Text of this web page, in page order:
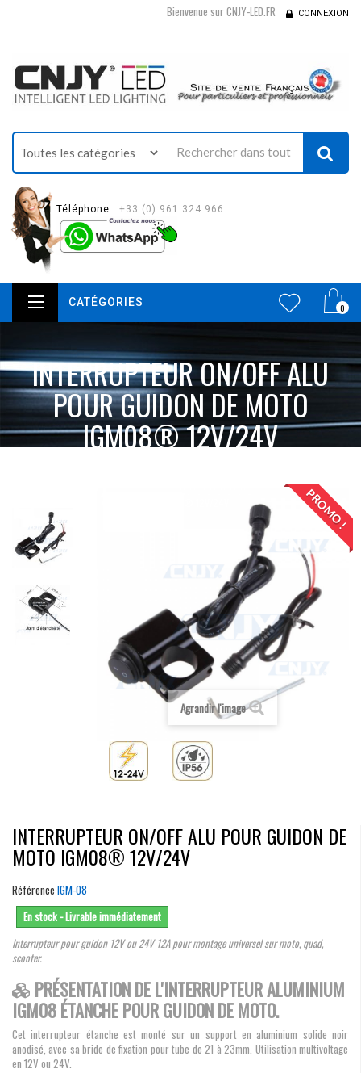
Bienvenue sur CNJY-LED.FR CONNEXION
Téléphone : +33 (0) 961 324 966
0
CATÉGORIES
INTERRUPTEUR ON/OFF ALU
POUR GUIDON DE MOTO
IGM08® 12V/24V
INTERRUPTEUR ON/OFF ALU POUR GUIDON DE
PROMO !
Agrandir l'image
INTERRUPTEUR ON/OFF ALU POUR GUIDON DE
MOTO IGM08® 12V/24V
Référence IGM-08
En stock - Livrable immédiatement
Interrupteur pour guidon 12V ou 24V 12A pour montage universel sur moto, quad,
scooter.
PRÉSENTATION DE L'INTERRUPTEUR ALUMINIUM
IGM08 ÉTANCHE POUR GUIDON DE MOTO.
Cet interrupteur étanche est monté sur un support en aluminium solide noir
anodisé, avec sa bride de fixation pour tube de 21 à 23mm. Utilisation multivoltage
en 12V ou 24V.